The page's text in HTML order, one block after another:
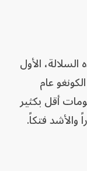
الأول
شرق الكونغو عام
أقل بكثير
والأشد فتكاً.